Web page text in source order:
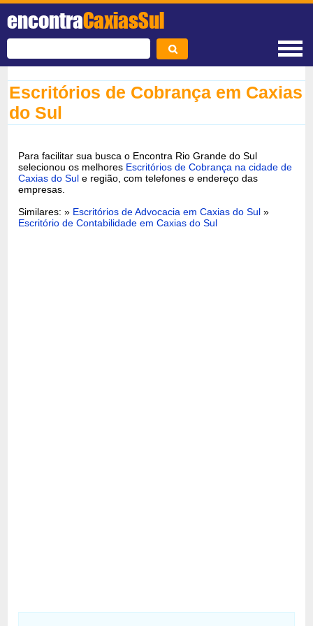
encontraCaxiasSul
Escritórios de Cobrança em Caxias
do Sul
Para facilitar sua busca o Encontra Rio Grande do Sul
selecionou os melhores Escritórios de Cobrança na cidade de
Caxias do Sul e região, com telefones e endereço das
empresas.
Similares: » Escritórios de Advocacia em Caxias do Sul »
Escritório de Contabilidade em Caxias do Sul